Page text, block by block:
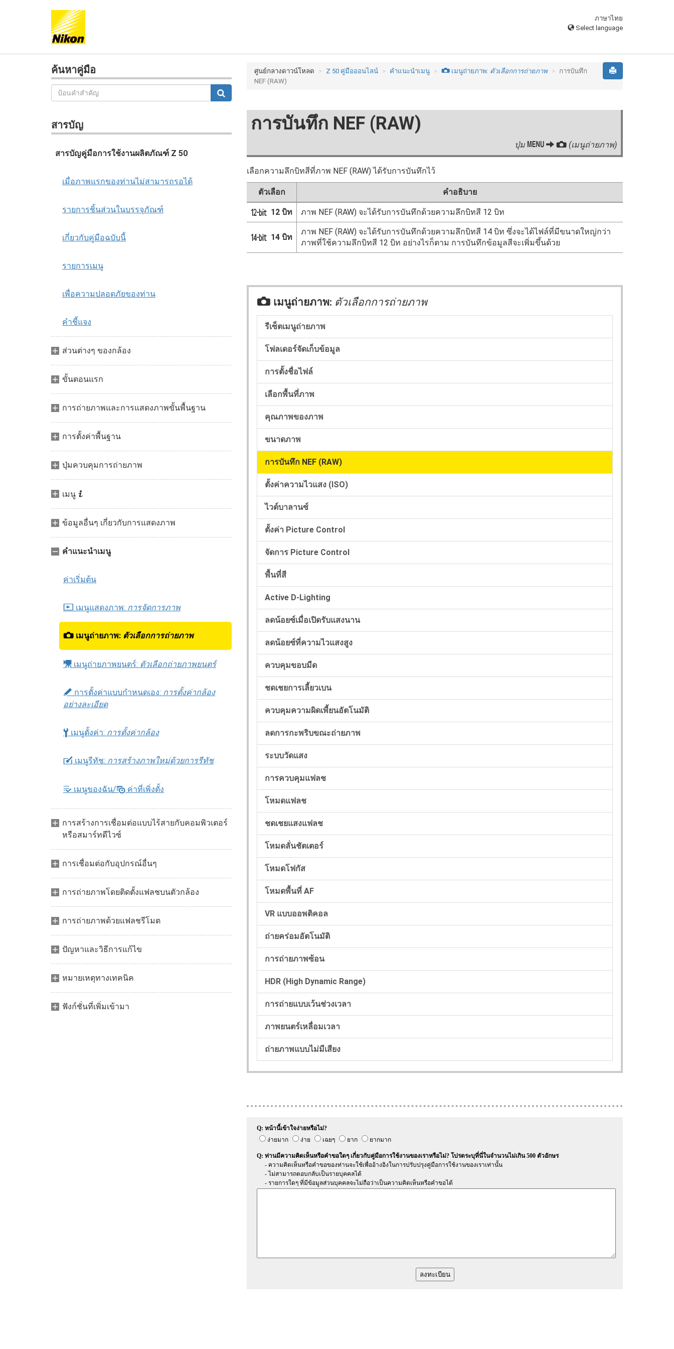
ภาษาไทย
Select language
ค้นหาคู่มือ
สารบัญ
สารบัญคู่มือการใช้งานผลิตภัณฑ์ Z 50
เมื่อภาพแรกของท่านไม่สามารถรอได้
รายการชิ้นส่วนในบรรจุภัณฑ์
เกี่ยวกับคู่มือฉบับนี้
รายการเมนู
เพื่อความปลอดภัยของท่าน
คำชี้แจง
ส่วนต่างๆ ของกล้อง
ขั้นตอนแรก
การถ่ายภาพและการแสดงภาพขั้นพื้นฐาน
การตั้งค่าพื้นฐาน
ปุ่มควบคุมการถ่ายภาพ
เมนู i
ข้อมูลอื่นๆ เกี่ยวกับการแสดงภาพ
คำแนะนำเมนู
ค่าเริ่มต้น
D เมนูแสดงภาพ: การจัดการภาพ
C เมนูถ่ายภาพ: ตัวเลือกการถ่ายภาพ
1 เมนูถ่ายภาพยนตร์: ตัวเลือกถ่ายภาพยนตร์
A การตั้งค่าแบบกำหนดเอง: การตั้งค่ากล้อง
อย่างละเอียด
B เมนูตั้งค่า: การตั้งค่ากล้อง
N เมนูรีทัช: การสร้างภาพใหม่ด้วยการรีทัช
O เมนูของฉัน/m ค่าที่เพิ่งตั้ง
การสร้างการเชื่อมต่อแบบไร้สายกับคอมพิวเตอร์
หรือสมาร์ทดีไวซ์
การเชื่อมต่อกับอุปกรณ์อื่นๆ
การถ่ายภาพโดยติดตั้งแฟลชบนตัวกล้อง
การถ่ายภาพด้วยแฟลชรีโมต
ปัญหาและวิธีการแก้ไข
หมายเหตุทางเทคนิค
ฟังก์ชั่นที่เพิ่มเข้ามา
ศูนย์กลางดาวน์โหลด Z 50 คู่มือออนไลน์ คำแนะนำเมนู C เมนูถ่ายภาพ: ตัวเลือกการถ่ายภาพ
การบันทึก
NEF (RAW)
การบันทึก NEF (RAW)
ปุ่ม G C (เมนูถ่ายภาพ)
เลือกความลึกบิทสีที่ภาพ NEF (RAW) ได้รับการบันทึกไว้
ตัวเลือก คำอธิบาย
q 12 บิท ภาพ NEF (RAW) จะได้รับการบันทึกด้วยความลึกบิทสี 12 บิท
r 14 บิท
ภาพ NEF (RAW) จะได้รับการบันทึกด้วยความลึกบิทสี 14 บิท ซึ่งจะได้ไฟล์ที่มีขนาดใหญ่กว่า
ภาพที่ใช้ความลึกบิทสี 12 บิท อย่างไรก็ตาม การบันทึกข้อมูลสีจะเพิ่มขึ้นด้วย
C เมนูถ่ายภาพ: ตัวเลือกการถ่ายภาพ
รีเซ็ตเมนูถ่ายภาพ
โฟลเดอร์จัดเก็บข้อมูล
การตั้งชื่อไฟล์
เลือกพื้นที่ภาพ
คุณภาพของภาพ
ขนาดภาพ
การบันทึก NEF (RAW)
ตั้งค่าความไวแสง (ISO)
ไวต์บาลานซ์
ตั้งค่า Picture Control
จัดการ Picture Control
พื้นที่สี
Active D-Lighting
ลดน้อยซ์เมื่อเปิดรับแสงนาน
ลดน้อยซ์ที่ความไวแสงสูง
ควบคุมขอบมืด
ชดเชยการเลี้ยวเบน
ควบคุมความผิดเพี้ยนอัตโนมัติ
ลดการกะพริบขณะถ่ายภาพ
ระบบวัดแสง
การควบคุมแฟลช
โหมดแฟลช
ชดเชยแสงแฟลช
โหมดลั่นชัตเตอร์
โหมดโฟกัส
โหมดพื้นที่ AF
VR แบบออพติคอล
ถ่ายคร่อมอัตโนมัติ
การถ่ายภาพซ้อน
HDR (High Dynamic Range)
การถ่ายแบบเว้นช่วงเวลา
ภาพยนตร์เหลื่อมเวลา
ถ่ายภาพแบบไม่มีเสียง